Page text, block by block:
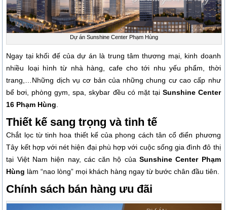
Dự án Sunshine Center Phạm Hùng
Ngay tại khối đế của dự án là trung tâm thương mại, kinh doanh
nhiều loại hình từ nhà hàng, cafe cho tới nhu yếu phẩm, thời
trang,…Những dịch vụ cơ bản của những chung cư cao cấp như
bể bơi, phòng gym, spa, skybar đều có mặt tại Sunshine Center
16 Phạm Hùng
Thiết kế sang trọng và tinh tế
Chắt lọc từ tinh hoa thiết kế của phong cách tân cổ điển phương
Tây kết hợp với nét hiện đại phù hợp với cuộc sống gia đình đô thị
tại Việt Nam hiện nay, các căn hộ của Sunshine Center Phạm
Hùng làm “nao lòng” mọi khách hàng ngay từ bước chân đầu tiên.
Chính sách bán hàng ưu đãi